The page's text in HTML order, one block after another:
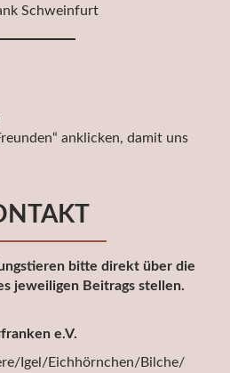
Schweinfurt
anklicken, damit uns
bitte direkt über die
jeweiligen Beitrags stellen.
e.V.
Igel/Eichhörnchen/Bilche/